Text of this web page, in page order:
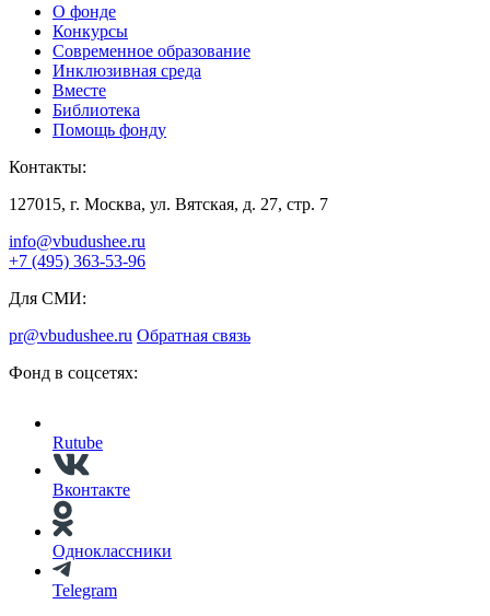
О фонде
Конкурсы
Современное образование
Инклюзивная среда
Вместе
Библиотека
Помощь фонду
Контакты:
127015, г. Москва, ул. Вятская, д. 27, стр. 7
info@vbudushee.ru
+7 (495) 363-53-96
Для СМИ:
pr@vbudushee.ru Обратная связь
Фонд в соцсетях:
Rutube
Вконтакте
Одноклассники
Telegram